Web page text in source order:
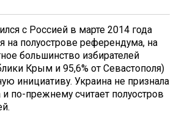
с Россией в марте 2014 года
на полуострове референдума, на
большинство избирателей
Крым и 95,6% от Севастополя)
инициативу. Украина не признала
и по-прежнему считает полуостров